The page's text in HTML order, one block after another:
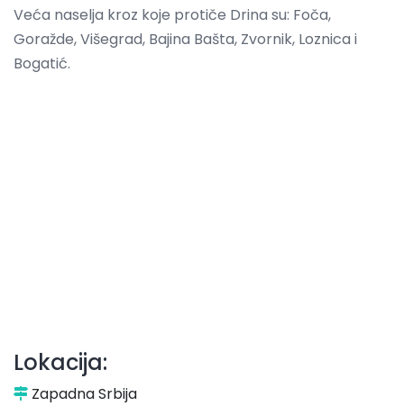
Veća naselja kroz koje protiče Drina su: Foča,
Goražde, Višegrad, Bajina Bašta, Zvornik, Loznica i
Bogatić.
Lokacija:
Zapadna Srbija